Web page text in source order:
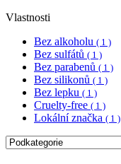
Vlastnosti
Bez alkoholu ( 1 )
Bez sulfátů ( 1 )
Bez parabenů ( 1 )
Bez silikonů ( 1 )
Bez lepku ( 1 )
Cruelty-free ( 1 )
Lokální značka ( 1 )